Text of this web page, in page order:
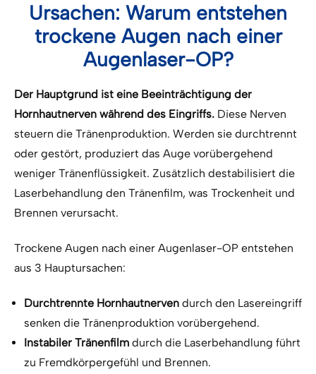
Ursachen: Warum entstehen
trockene Augen nach einer
Augenlaser-OP?
Der Hauptgrund ist eine Beeinträchtigung der
Hornhautnerven während des Eingriffs. Diese Nerven
steuern die Tränenproduktion. Werden sie durchtrennt
oder gestört, produziert das Auge vorübergehend
weniger Tränenflüssigkeit. Zusätzlich destabilisiert die
Laserbehandlung den Tränenfilm, was Trockenheit und
Brennen verursacht.
Trockene Augen nach einer Augenlaser-OP entstehen
aus 3 Hauptursachen:
Durchtrennte Hornhautnerven durch den Lasereingriff
senken die Tränenproduktion vorübergehend.
Instabiler Tränenfilm durch die Laserbehandlung führt
zu Fremdkörpergefühl und Brennen.